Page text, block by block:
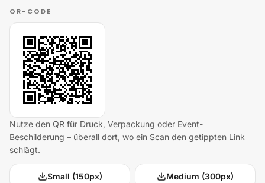
QR-CODE
Nutze den QR für Druck, Verpackung oder Event-
Beschilderung – überall dort, wo ein Scan den getippten Link
schlägt.
Small (150px) Medium (300px)